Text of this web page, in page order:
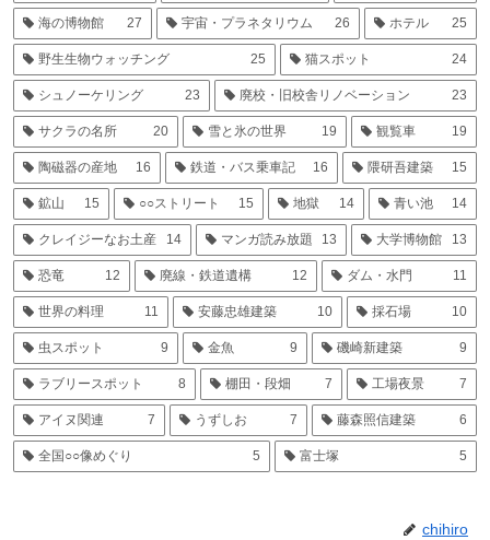
海の博物館 27 宇宙・プラネタリウム 26 ホテル 25
野生生物ウォッチング 25 猫スポット 24
シュノーケリング 23 廃校・旧校舎リノベーション 23
サクラの名所 20 雪と氷の世界 19 観覧車 19
陶磁器の産地 16 鉄道・バス乗車記 16 隈研吾建築 15
鉱山 15 ○○ストリート 15 地獄 14 青い池 14
クレイジーなお土産 14 マンガ読み放題 13 大学博物館 13
恐竜 12 廃線・鉄道遺構 12 ダム・水門 11
世界の料理 11 安藤忠雄建築 10 採石場 10
虫スポット 9 金魚 9 磯崎新建築 9
ラブリースポット 8 棚田・段畑 7 工場夜景 7
アイヌ関連 7 うずしお 7 藤森照信建築 6
全国○○像めぐり 5 富士塚 5
chihiro